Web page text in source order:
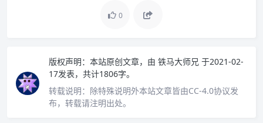
0
版权声明： 本站原创文章，由 铁马大师兄 于2021-02-
17发表，共计1806字。
转载说明： 除特殊说明外本站文章皆由CC-4.0协议发
布，转载请注明出处。